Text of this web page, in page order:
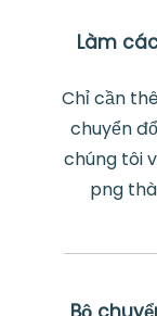
Làm
Chỉ cần
chuyển
chúng tôi
png